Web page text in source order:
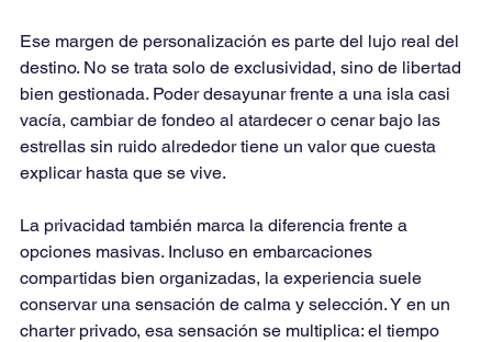
Ese margen de personalización es parte del lujo real del
destino. No se trata solo de exclusividad, sino de libertad
bien gestionada. Poder desayunar frente a una isla casi
vacía, cambiar de fondeo al atardecer o cenar bajo las
estrellas sin ruido alrededor tiene un valor que cuesta
explicar hasta que se vive.
La privacidad también marca la diferencia frente a
opciones masivas. Incluso en embarcaciones
compartidas bien organizadas, la experiencia suele
conservar una sensación de calma y selección. Y en un
charter privado, esa sensación se multiplica: el tiempo